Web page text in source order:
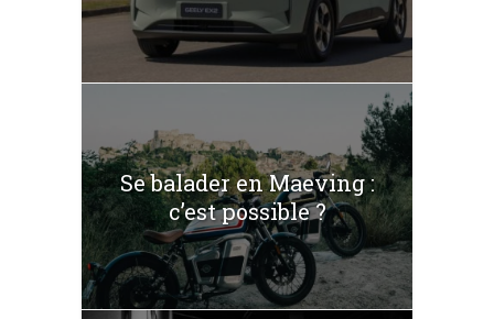
Se balader en Maeving :
c’est possible ?